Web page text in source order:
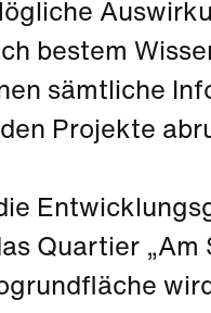
bestem
sämtliche
Projekte
Quartier „Am